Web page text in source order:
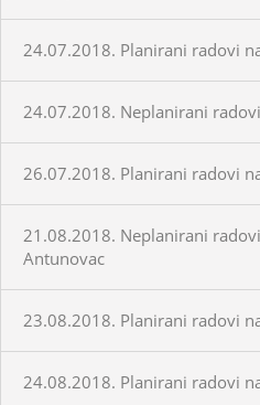
24.07.2018. Planirani radovi
24.07.2018. Neplanirani
26.07.2018. Planirani radovi
21.08.2018. Neplanirani
Antunovac
23.08.2018. Planirani radovi
24.08.2018. Planirani radovi